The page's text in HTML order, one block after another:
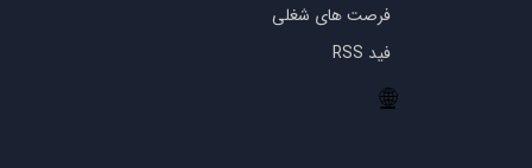
فرصت های شغلی
فید RSS
🌐